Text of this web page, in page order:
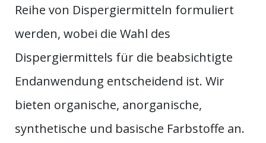
Reihe von Dispergiermitteln formuliert
werden, wobei die Wahl des
Dispergiermittels für die beabsichtigte
Endanwendung entscheidend ist. Wir
bieten organische, anorganische,
synthetische und basische Farbstoffe an.